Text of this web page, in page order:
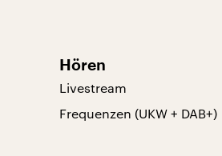
Hören
Livestream
Frequenzen (UKW + DAB+)